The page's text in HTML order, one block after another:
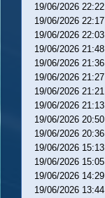
19/06/2026 22:22
19/06/2026 22:17
19/06/2026 22:03
19/06/2026 21:48
19/06/2026 21:36
19/06/2026 21:27
19/06/2026 21:21
19/06/2026 21:13
19/06/2026 20:50
19/06/2026 20:36
19/06/2026 15:13
19/06/2026 15:05
19/06/2026 14:29
19/06/2026 13:44